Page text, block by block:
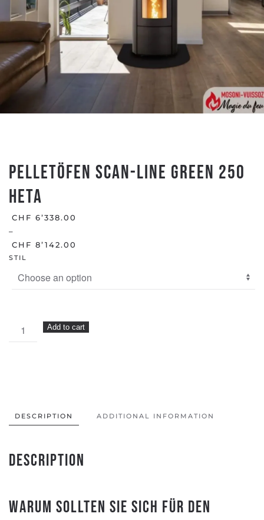
Pelletöfen Scan-Line GREEN 250
HETA
CHF 6’338.00
–
CHF 8’142.00
STIL
Pelletöfen
Scan-
quantity
Add to cart
DESCRIPTION ADDITIONAL INFORMATION
Description
Warum sollten Sie sich für den